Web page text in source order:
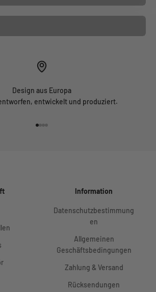
Design aus Europa
entwickelt und produziert.
Information
Datenschutzbestimmung
en
Allgemeinen
Geschäftsbedingungen
Zahlung & Versand
Rücksendungen